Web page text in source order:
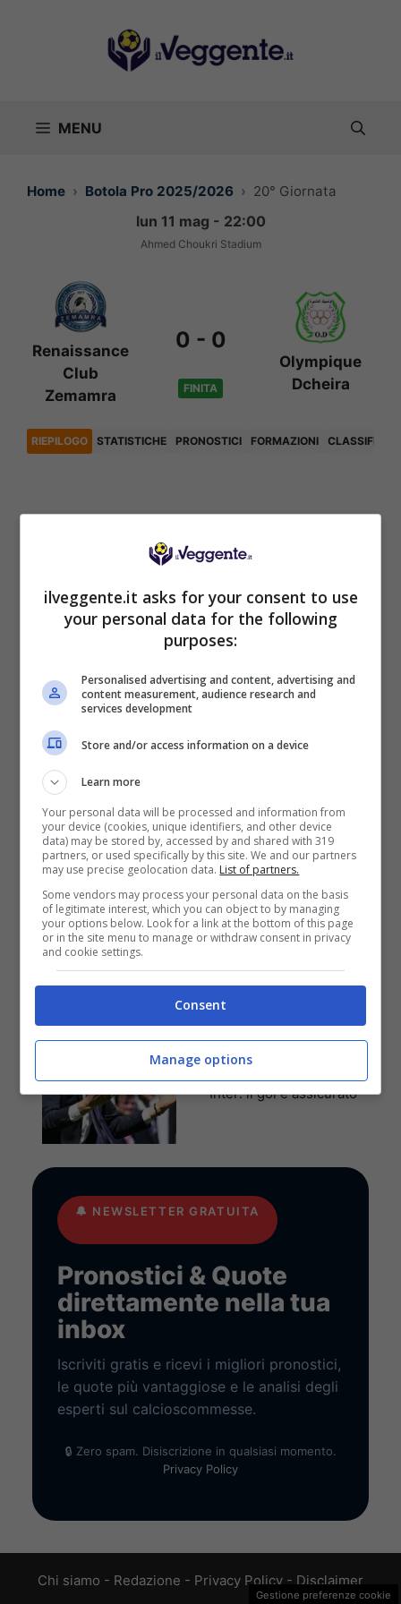
MENU
Home Botola Pro 2025/2026 20° Giornata
lun 11 mag - 22:00
Ahmed Choukri Stadium
Renaissance
Club
Zemamra
0 - 0
FINITA
Olympique
Dcheira
RIEPILOGO STATISTICHE PRONOSTICI FORMAZIONI CLASSIFICA
Articoli Recenti
Telegram del Veggente:
pronostici esclusivi e in
tempo reale su
in porta e tanto altro!
Anteprime, CALCIO
I pronostici di venerdì 7
agosto: Eredivisie,
Primeira Liga e League
Anteprime
Pronostico Juventus-
Inter: il gol è assicurato
🔔 NEWSLETTER GRATUITA
Pronostici & Quote
direttamente nella tua
inbox
Iscriviti gratis e ricevi i migliori pronostici,
le quote più vantaggiose e le analisi degli
esperti sul calcioscommesse.
🔒 Zero spam. Disiscrizione in qualsiasi momento.
Privacy Policy
Chi siamo - Redazione - Privacy Policy - Disclaimer
Gestione preferenze cookie
ilveggente.it asks for your consent to use
your personal data for the following
purposes:
Personalised advertising and content, advertising and
content measurement, audience research and
services development
Store and/or access information on a device
Learn more
Your personal data will be processed and information from
your device (cookies, unique identifiers, and other device
data) may be stored by, accessed by and shared with 319
partners, or used specifically by this site. We and our partners
may use precise geolocation data. List of partners.
Some vendors may process your personal data on the basis
of legitimate interest, which you can object to by managing
your options below. Look for a link at the bottom of this page
or in the site menu to manage or withdraw consent in privacy
and cookie settings.
Consent
Manage options